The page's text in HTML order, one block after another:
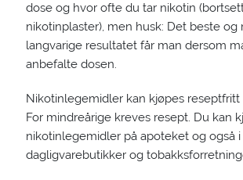
dose og hvor ofte du tar nikotin
nikotinplaster), men husk: Det beste og
langvarige resultatet får man dersom
anbefalte dosen.
Nikotinlegemidler kan kjøpes reseptfritt
For mindreårige kreves resept. Du kan
nikotinlegemidler på apoteket og også
dagligvarebutikker og